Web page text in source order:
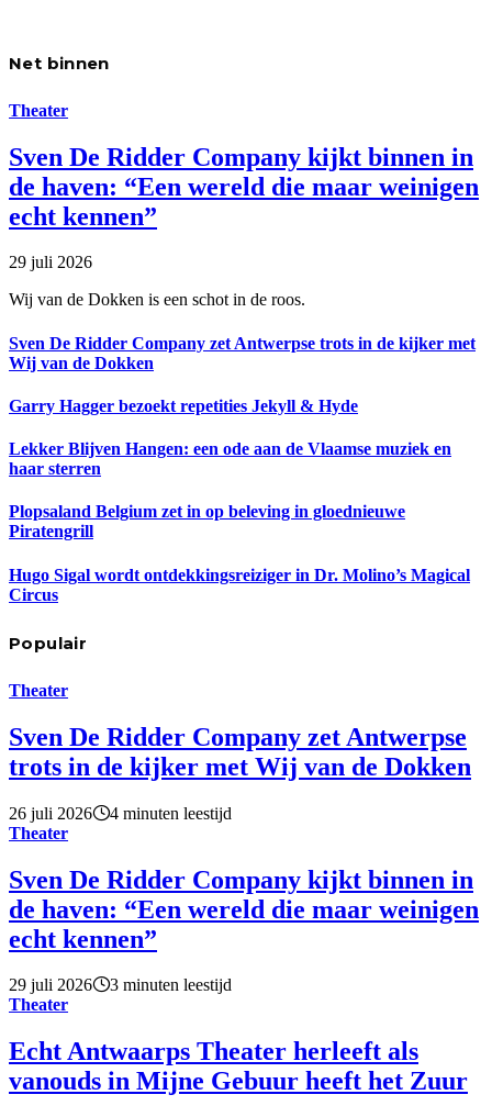
Net binnen
Theater
Sven De Ridder Company kijkt binnen in
de haven: “Een wereld die maar weinigen
echt kennen”
29 juli 2026
Wij van de Dokken is een schot in de roos.
Sven De Ridder Company zet Antwerpse trots in de kijker met
Wij van de Dokken
Garry Hagger bezoekt repetities Jekyll & Hyde
Lekker Blijven Hangen: een ode aan de Vlaamse muziek en
haar sterren
Plopsaland Belgium zet in op beleving in gloednieuwe
Piratengrill
Hugo Sigal wordt ontdekkingsreiziger in Dr. Molino’s Magical
Circus
Populair
Theater
Sven De Ridder Company zet Antwerpse
trots in de kijker met Wij van de Dokken
26 juli 2026
4 minuten leestijd
Theater
Sven De Ridder Company kijkt binnen in
de haven: “Een wereld die maar weinigen
echt kennen”
29 juli 2026
3 minuten leestijd
Theater
Echt Antwaarps Theater herleeft als
vanouds in Mijne Gebuur heeft het Zuur